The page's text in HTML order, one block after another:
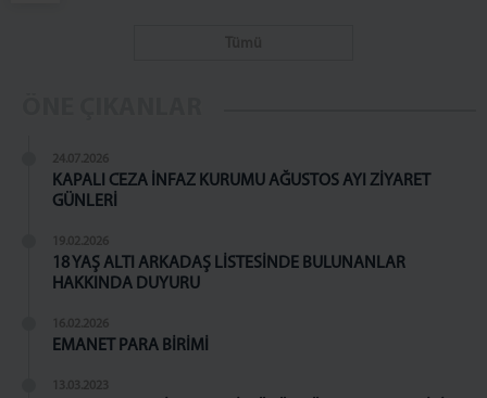
İLETİŞİM
24.07.2026
KAPALI CEZA İNFAZ KURUMU AĞUSTOS AYI ZİYARET
GÜNLERİ
19.02.2026
18 YAŞ ALTI ARKADAŞ LİSTESİNDE BULUNANLAR
HAKKINDA DUYURU
16.02.2026
EMANET PARA BİRİMİ
13.03.2023